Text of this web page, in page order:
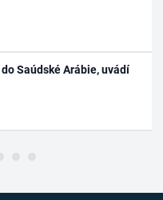
Saúdské Arábie, uvádí